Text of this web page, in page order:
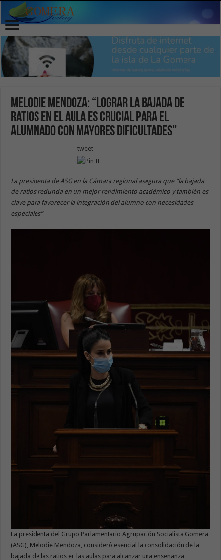
Melodie Mendoza: “Lograr la bajada de
ratios en el aula es crucial para el
alumnado con mayores dificultades”
tweet
La presidenta de ASG en la Cámara regional asegura que “la bajada
de ratios redunda en un mejor rendimiento académico y también es
clave para favorecer la integración del alumno con necesidades
especiales”
La presidenta del Grupo Parlamentario Agrupación Socialista Gomera
(ASG), Melodie Mendoza, consideró esencial la consolidación de la
bajada de las ratios en las aulas para alcanzar una enseñanza